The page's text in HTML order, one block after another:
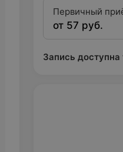
Первичный
первой
от 57 руб.
Запись